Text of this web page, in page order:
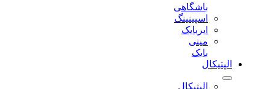
باشگاهی
اسپینینگ
ایربایک
مینی
الپتیکال
الپتیکال